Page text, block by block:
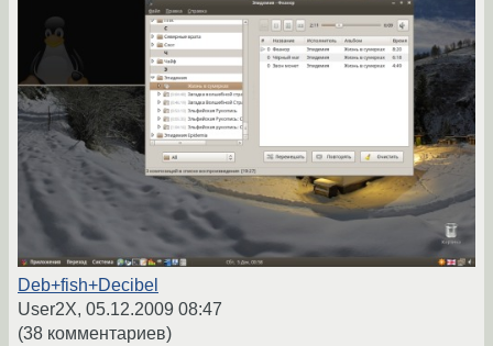
Deb+fish+Decibel
User2X, 05.12.2009 08:47
(38 комментариев)